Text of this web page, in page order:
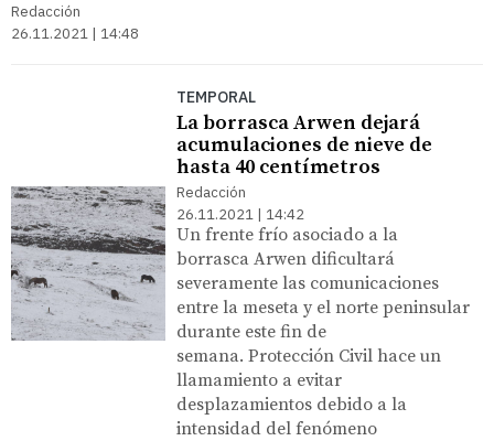
Redacción
26.11.2021 | 14:48
TEMPORAL
La borrasca Arwen dejará
acumulaciones de nieve de
hasta 40 centímetros
Redacción
26.11.2021 | 14:42
Un frente frío asociado a la
borrasca Arwen dificultará
severamente las comunicaciones
entre la meseta y el norte peninsular
durante este fin de
semana. Protección Civil hace un
llamamiento a evitar
desplazamientos debido a la
intensidad del fenómeno